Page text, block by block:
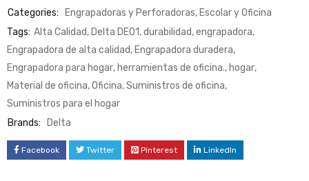
Categories:
Engrapadoras y Perforadoras, Escolar y Oficina
Tags: Alta Calidad, Delta DE01,durabilidad,engrapadora,
Engrapadora de alta calidad, Engrapadora duradera,
Engrapadora para hogar, herramientas de oficina., hogar,
Material de oficina,Oficina,Suministros de oficina,
Suministros para el hogar
Brands:
Delta
Facebook Twitter Pinterest LinkedIn